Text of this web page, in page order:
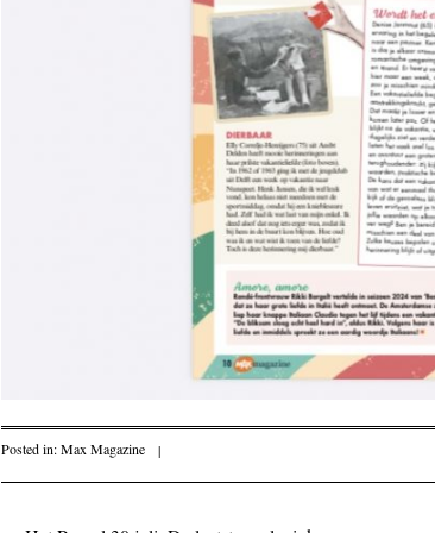
Posted in:Max Magazine |